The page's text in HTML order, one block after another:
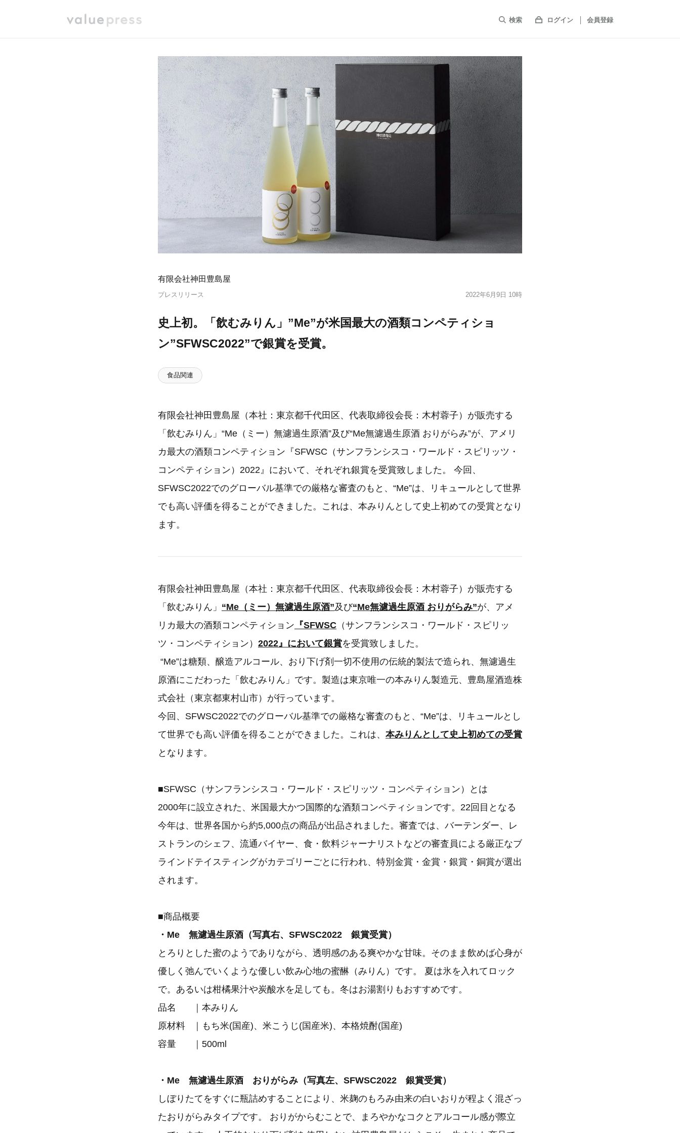
検索 ログイン 会員登録
有限会社神田豊島屋
プレスリリース 2022年6月9日 10時
史上初。「飲むみりん」”Me”が米国最大の酒類コンペティショ
ン”SFWSC2022”で銀賞を受賞。
食品関連
有限会社神田豊島屋（本社：東京都千代田区、代表取締役会長：木村蓉子）が販売する
「飲むみりん」“Me（ミー）無濾過生原酒”及び“Me無濾過生原酒 おりがらみ”が、アメリ
カ最大の酒類コンペティション『SFWSC（サンフランシスコ・ワールド・スピリッツ・
コンペティション）2022』において、それぞれ銀賞を受賞致しました。 今回、
SFWSC2022でのグローバル基準での厳格な審査のもと、“Me”は、リキュールとして世界
でも高い評価を得ることができました。これは、本みりんとして史上初めての受賞となり
ます。
有限会社神田豊島屋（本社：東京都千代田区、代表取締役会長：木村蓉子）が販売する
「飲むみりん」 “Me（ミー）無濾過生原酒”及び“Me無濾過生原酒 おりがらみ”が、アメ
リカ最大の酒類コンペティション 『SFWSC （サンフランシスコ・ワールド・スピリッ
ツ・コンペティション） 2022』において銀賞を受賞致しました。
“Me”は糖類、醸造アルコール、おり下げ剤一切不使用の伝統的製法で造られ、無濾過生
原酒にこだわった「飲むみりん」です。製造は東京唯一の本みりん製造元、豊島屋酒造株
式会社（東京都東村山市）が行っています。
今回、SFWSC2022でのグローバル基準での厳格な審査のもと、“Me”は、リキュールとし
て世界でも高い評価を得ることができました。これは、 本みりんとして史上初めての受賞
となります。
■SFWSC（サンフランシスコ・ワールド・スピリッツ・コンペティション）とは
2000年に設立された、米国最大かつ国際的な酒類コンペティションです。22回目となる
今年は、世界各国から約5,000点の商品が出品されました。審査では、バーテンダー、レ
ストランのシェフ、流通バイヤー、食・飲料ジャーナリストなどの審査員による厳正なブ
ラインドテイスティングがカテゴリーごとに行われ、特別金賞・金賞・銀賞・銅賞が選出
されます。
■商品概要
・Me 無濾過生原酒（写真右、SFWSC2022 銀賞受賞）
とろりとした蜜のようでありながら、透明感のある爽やかな甘味。そのまま飲めば心身が
優しく弛んでいくような優しい飲み心地の蜜醂（みりん）です。 夏は氷を入れてロック
で。あるいは柑橘果汁や炭酸水を足しても。冬はお湯割りもおすすめです。
品名 ｜本みりん
原材料 ｜もち米(国産)、米こうじ(国産米)、本格焼酎(国産)
容量 ｜500ml
・Me 無濾過生原酒 おりがらみ（写真左、SFWSC2022 銀賞受賞）
しぼりたてをすぐに瓶詰めすることにより、米麹のもろみ由来の白いおりが程よく混ざっ
たおりがらみタイプです。 おりがからむことで、まろやかなコクとアルコール感が際立